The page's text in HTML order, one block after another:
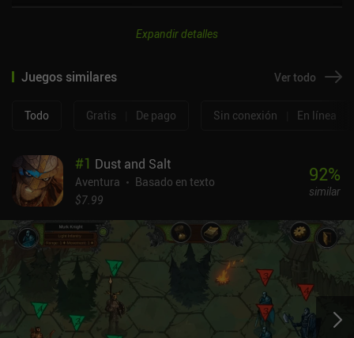
Expandir detalles
Juegos similares Ver todo
Todo Gratis De pago Sin conexión En línea
#1 Dust and Salt
Aventura
Basado en texto
$7.99
92%
similar